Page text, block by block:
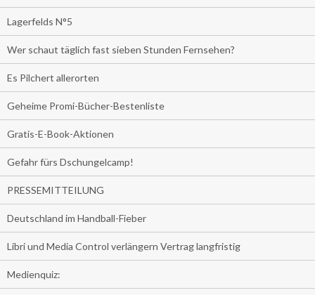
Lagerfelds N°5
Wer schaut täglich fast sieben Stunden Fernsehen?
Es Pilchert allerorten
Geheime Promi-Bücher-Bestenliste
Gratis-E-Book-Aktionen
Gefahr fürs Dschungelcamp!
PRESSEMITTEILUNG
Deutschland im Handball-Fieber
Libri und Media Control verlängern Vertrag langfristig
Medienquiz: